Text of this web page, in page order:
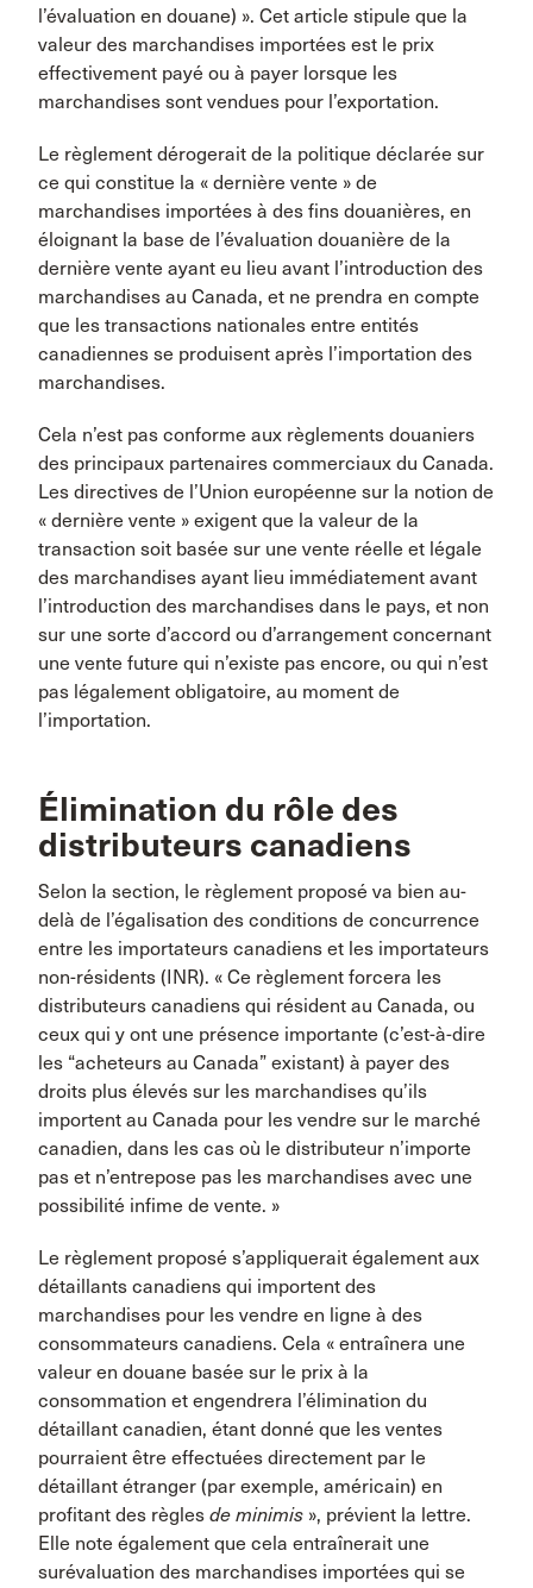
l’évaluation en douane) ». Cet article stipule que la
valeur des marchandises importées est le prix
effectivement payé ou à payer lorsque les
marchandises sont vendues pour l’exportation.
Le règlement dérogerait de la politique déclarée sur
ce qui constitue la « dernière vente » de
marchandises importées à des fins douanières, en
éloignant la base de l’évaluation douanière de la
dernière vente ayant eu lieu avant l’introduction des
marchandises au Canada, et ne prendra en compte
que les transactions nationales entre entités
canadiennes se produisent après l’importation des
marchandises.
Cela n’est pas conforme aux règlements douaniers
des principaux partenaires commerciaux du Canada.
Les directives de l’Union européenne sur la notion de
« dernière vente » exigent que la valeur de la
transaction soit basée sur une vente réelle et légale
des marchandises ayant lieu immédiatement avant
l’introduction des marchandises dans le pays, et non
sur une sorte d’accord ou d’arrangement concernant
une vente future qui n’existe pas encore, ou qui n’est
pas légalement obligatoire, au moment de
l’importation.
Élimination du rôle des
distributeurs canadiens
Selon la section, le règlement proposé va bien au-
delà de l’égalisation des conditions de concurrence
entre les importateurs canadiens et les importateurs
non-résidents (INR). « Ce règlement forcera les
distributeurs canadiens qui résident au Canada, ou
ceux qui y ont une présence importante (c’est-à-dire
les “acheteurs au Canada” existant) à payer des
droits plus élevés sur les marchandises qu’ils
importent au Canada pour les vendre sur le marché
canadien, dans les cas où le distributeur n’importe
pas et n’entrepose pas les marchandises avec une
possibilité infime de vente. »
Le règlement proposé s’appliquerait également aux
détaillants canadiens qui importent des
marchandises pour les vendre en ligne à des
consommateurs canadiens. Cela « entraînera une
valeur en douane basée sur le prix à la
consommation et engendrera l’élimination du
détaillant canadien, étant donné que les ventes
pourraient être effectuées directement par le
détaillant étranger (par exemple, américain) en
profitant des règles de minimis », prévient la lettre.
Elle note également que cela entraînerait une
surévaluation des marchandises importées qui se